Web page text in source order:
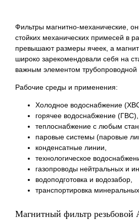
Фильтры магнитно-механические,
стойких механических примесей в
превышают размеры ячеек, а
широко зарекомендовали себя на
важным элементом
Рабочие среды и применения:
Холодное водоснабжение
горячее водоснабжение (ГВС),
теплоснабжение с любым
паровые системы (паровые
конденсатные линии,
технологическое
газопроводы нейтральных и
водоподготовка и водозабор,
транспортировка
Магнитный фильтр